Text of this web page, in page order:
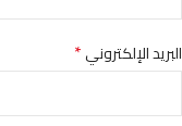
البريد الإلكتروني*